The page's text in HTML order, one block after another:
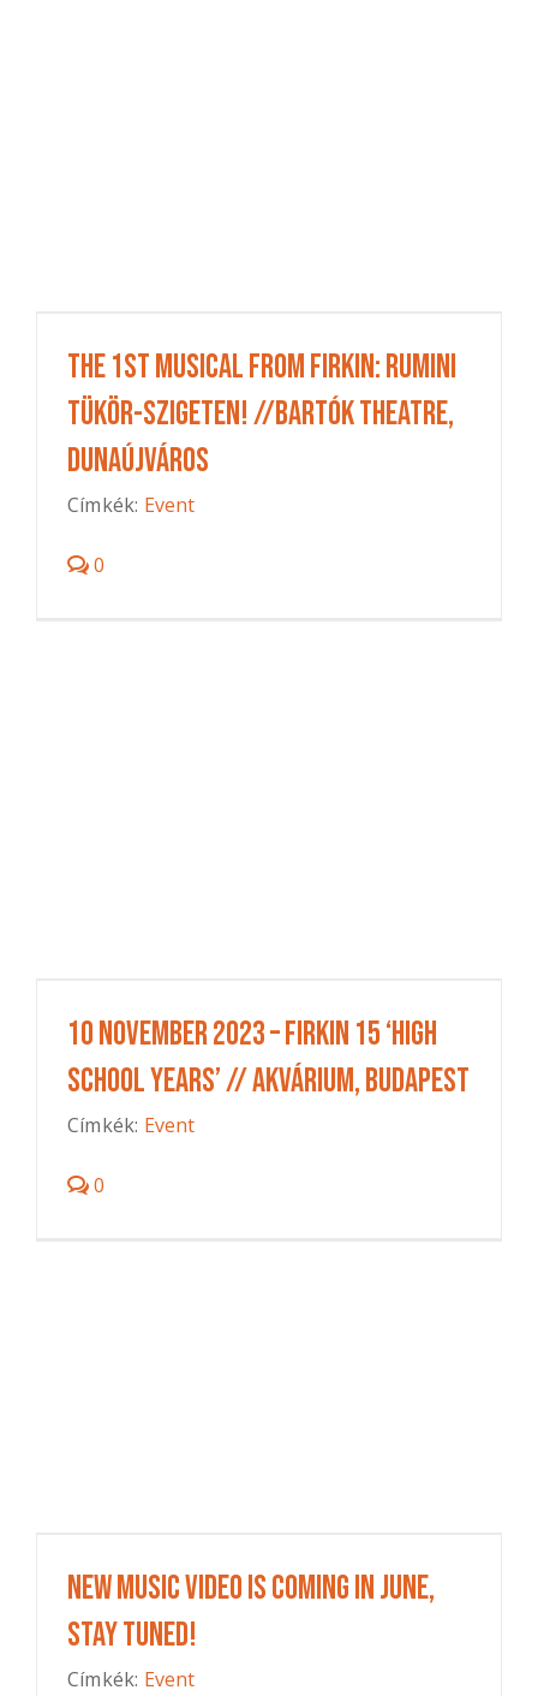
The 1st Musical from Firkin: Rumini
Tükör-szigeten! //Bartók Theatre,
Dunaújváros
Címkék: Event
0
10 November 2023 – Firkin 15 ‘High
School Years’ // AKVÁRIUM, Budapest
Címkék: Event
0
New music video is coming in June,
stay tuned!
Címkék: Event